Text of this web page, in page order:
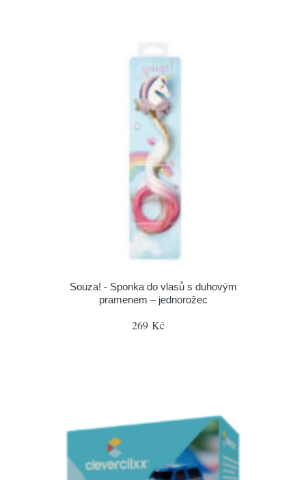
Souza! - Sponka do vlasů s duhovým
pramenem – jednorožec
269 Kč